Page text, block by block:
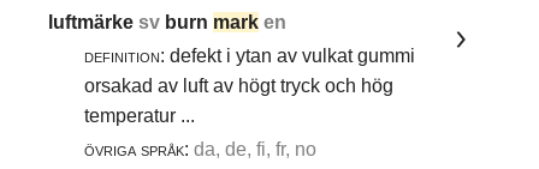
luftmärkesv burn mark en
definition: defekt i ytan av vulkat gummi
orsakad av luft av högt tryck och hög
temperatur ...
övriga språk: da, de, fi, fr, no